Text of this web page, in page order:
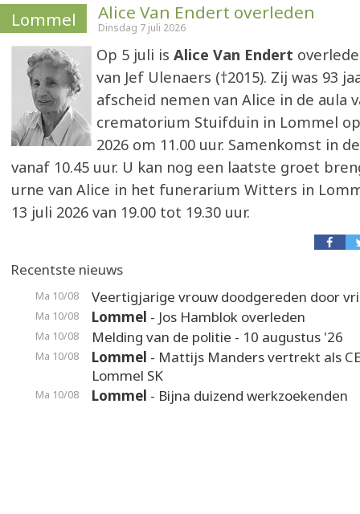
Lommel Alice Van Endert overleden
Dinsdag 7 juli 2026
Op 5 juli is Alice Van Endert
van Jef Ulenaers (†2015). Zij was 93
afscheid nemen van Alice in de aula
crematorium Stuifduin in Lommel
2026 om 11.00 uur. Samenkomst in
vanaf 10.45 uur. U kan nog een laatste groet
urne van Alice in het funerarium Witters in
13 juli 2026 van 19.00 tot 19.30 uur.
Recentste nieuws
Ma 10/08 Veertigjarige vrouw doodgereden door
Ma 10/08 Lommel - Jos Hamblok overleden
Ma 10/08 Melding van de politie - 10 augustus '26
Ma 10/08 Lommel - Mattijs Manders vertrekt als
Lommel SK
Ma 10/08 Lommel - Bijna duizend werkzoekenden